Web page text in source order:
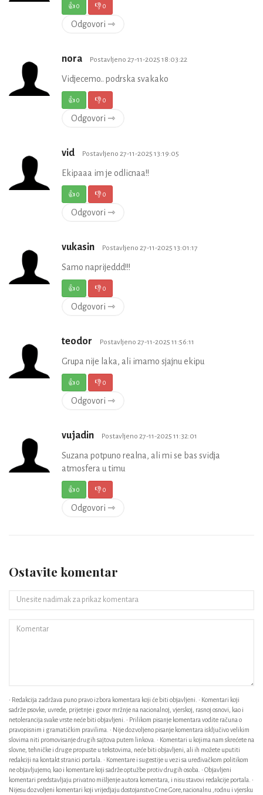
👍0 👎0
Odgovori ⇾
nora Postavljeno 27-11-2025 18:03:22
Vidjecemo.. podrska svakako
👍0 👎0
Odgovori ⇾
vid Postavljeno 27-11-2025 13:19:05
Ekipaaa im je odlicnaa!!
👍0 👎0
Odgovori ⇾
vukasin Postavljeno 27-11-2025 13:01:17
Samo naprijeddd!!!
👍0 👎0
Odgovori ⇾
teodor Postavljeno 27-11-2025 11:56:11
Grupa nije laka, ali imamo sjajnu ekipu
👍0 👎0
Odgovori ⇾
vujadin Postavljeno 27-11-2025 11:32:01
Suzana potpuno realna, ali mi se bas svidja
atmosfera u timu
👍0 👎0
Odgovori ⇾
Ostavite komentar
• Redakcija zadržava puno pravo izbora komentara koji će biti objavljeni. • Komentari koji
sadrže psovke, uvrede, prijetnje i govor mržnje na nacionalnoj, vjerskoj, rasnoj osnovi, kao i
netolerancija svake vrste neće biti objavljeni. • Prilikom pisanje komentara vodite računa o
pravopisnim i gramatičkim pravilima. • Nije dozvoljeno pisanje komentara isključivo velikim
slovima niti promovisanje drugih sajtova putem linkova. • Komentari u kojima nam skrećete na
slovne, tehničke i druge propuste u tekstovima, neće biti objavljeni, ali ih možete uputiti
redakciji na kontakt stranici portala. • Komentare i sugestije u vezi sa uređivačkom politikom
ne objavljujemo, kao i komentare koji sadrže optužbe protiv drugih osoba. • Objavljeni
komentari predstavljaju privatno mišljenje autora komentara, i nisu stavovi redakcije portala. •
Nijesu dozvoljeni komentari koji vrijedjaju dostojanstvo Crne Gore,nacionalnu ,rodnu i vjersku